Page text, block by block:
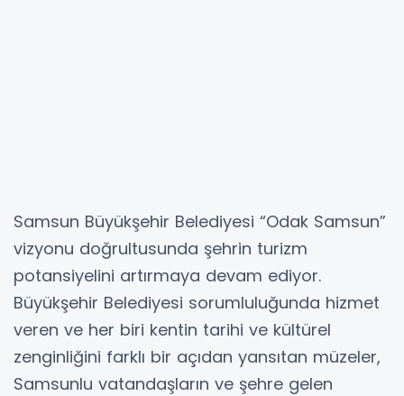
Samsun Büyükşehir Belediyesi “Odak Samsun”
vizyonu doğrultusunda şehrin turizm
potansiyelini artırmaya devam ediyor.
Büyükşehir Belediyesi sorumluluğunda hizmet
veren ve her biri kentin tarihi ve kültürel
zenginliğini farklı bir açıdan yansıtan müzeler,
Samsunlu vatandaşların ve şehre gelen